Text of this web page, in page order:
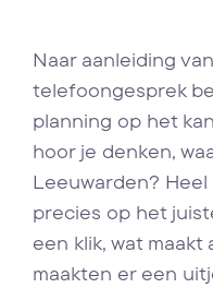
Naar aanleiding
telefoongesprek
planning op het
hoor je denken,
Leeuwarden?
precies op het
een klik, wat
maakten er een